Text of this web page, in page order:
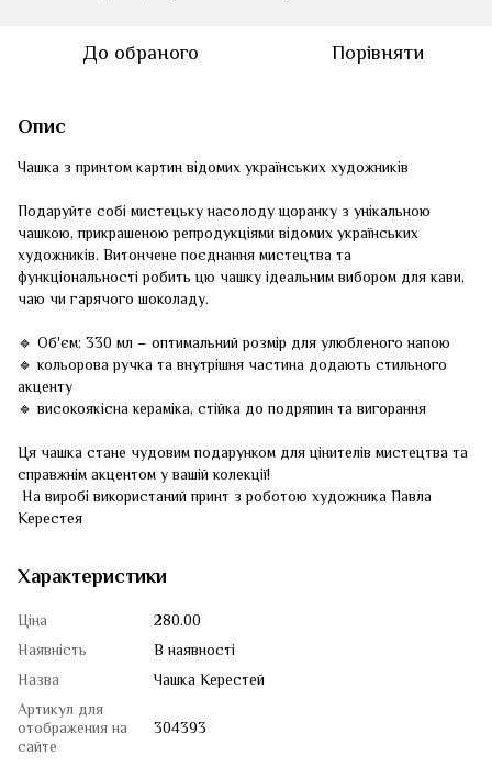
До обраного Порівняти
Опис
Чашка з принтом картин відомих українських художників
Подаруйте собі мистецьку насолоду щоранку з унікальною
чашкою, прикрашеною репродукціями відомих українських
художників. Витончене поєднання мистецтва та
функціональності робить цю чашку ідеальним вибором для кави,
чаю чи гарячого шоколаду.
🔹 Об'єм: 330 мл – оптимальний розмір для улюбленого напою
🔹 кольорова ручка та внутрішня частина додають стильного
акценту
🔹 високоякісна кераміка, стійка до подряпин та вигорання
Ця чашка стане чудовим подарунком для цінителів мистецтва та
справжнім акцентом у вашій колекції!
На виробі використаний принт з роботою художника Павла
Керестея
Характеристики
Ціна
280.00
Наявність
В наявності
Назва
Чашка Керестей
Артикул для
отображения на
сайте
304393